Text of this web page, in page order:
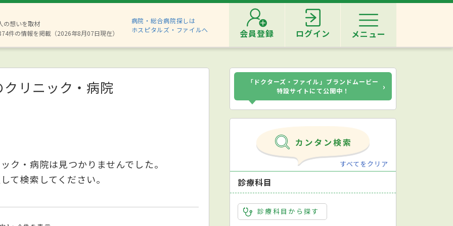
の想いを取材
件の情報を掲載（2026年8月07日現在）
病院・総合病院探しは
ホスピタルズ・ファイルへ
会員登録 ログイン メニュー
クリニック・病院
ク・病院は見つかりませんでした。
て検索してください。
「ドクターズ・ファイル」ブランドムービー
特設サイトにて公開中！
›
すべてをクリア
診療科目
診療科目から探す